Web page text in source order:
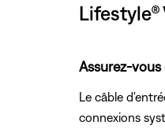
Assurez-
Le câble
connexions